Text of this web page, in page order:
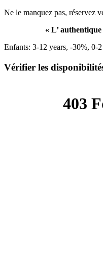
Ne le manquez pas, réservez
« L’
Enfants: 3-12 years, -30%, 0-
Vérifier les